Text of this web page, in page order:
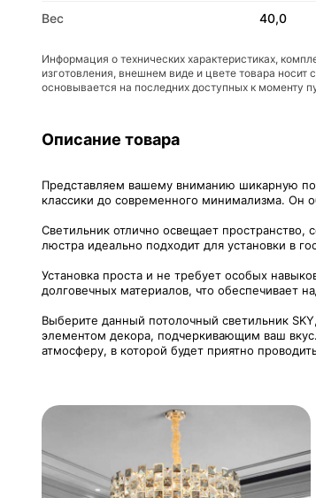
Вес 40,0
Информация о технических характеристиках,
изготовления, внешнем виде и цвете товара носит
основывается на последних доступных к моменту
Описание товара
Представляем вашему вниманию шикарную
классики до современного минимализма. Он
Светильник отлично освещает
люстра идеально подходит для установки в
Установка проста и не требует особых
долговечных материалов, что обеспечивает
Выберите данный потолочный светильник
элементом декора, подчеркивающим ваш
атмосферу, в которой будет приятно